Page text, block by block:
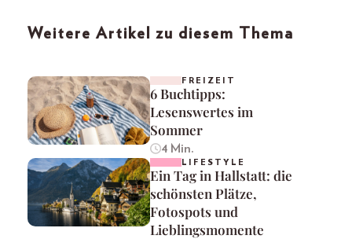
Weitere Artikel zu diesem Thema
FREIZEIT
6 Buchtipps:
Lesenswertes im
Sommer
4 Min.
LIFESTYLE
Ein Tag in Hallstatt: die
schönsten Plätze,
Fotospots und
Lieblingsmomente